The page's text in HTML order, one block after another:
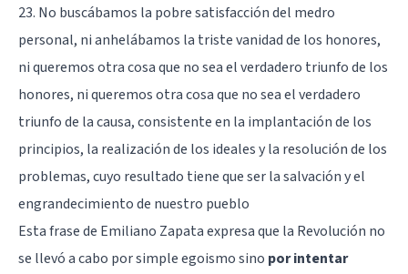
23. No buscábamos la pobre satisfacción del medro
personal, ni anhelábamos la triste vanidad de los honores,
ni queremos otra cosa que no sea el verdadero triunfo de los
honores, ni queremos otra cosa que no sea el verdadero
triunfo de la causa, consistente en la implantación de los
principios, la realización de los ideales y la resolución de los
problemas, cuyo resultado tiene que ser la salvación y el
engrandecimiento de nuestro pueblo
Esta frase de Emiliano Zapata expresa que la Revolución no
se llevó a cabo por simple egoismo sino por intentar